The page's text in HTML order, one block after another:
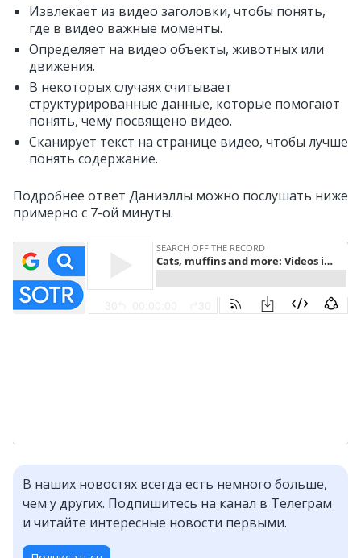
Извлекает из видео заголовки, чтобы понять,
где в видео важные моменты.
Определяет на видео объекты, животных или
движения.
В некоторых случаях считывает
структурированные данные, которые помогают
понять, чему посвящено видео.
Сканирует текст на странице видео, чтобы лучше
понять содержание.
Подробнее ответ Даниэллы можно послушать ниже
примерно с 7-ой минуты.
В наших новостях всегда есть немного больше,
чем у других. Подпишитесь на канал в Телеграм
и читайте интересные новости первыми.